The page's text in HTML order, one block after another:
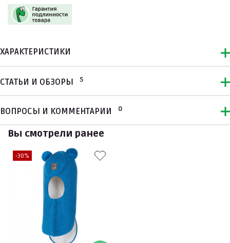
ХАРАКТЕРИСТИКИ
СТАТЬИ И ОБЗОРЫ 5
ВОПРОСЫ И КОММЕНТАРИИ 0
Вы смотрели ранее
-30%